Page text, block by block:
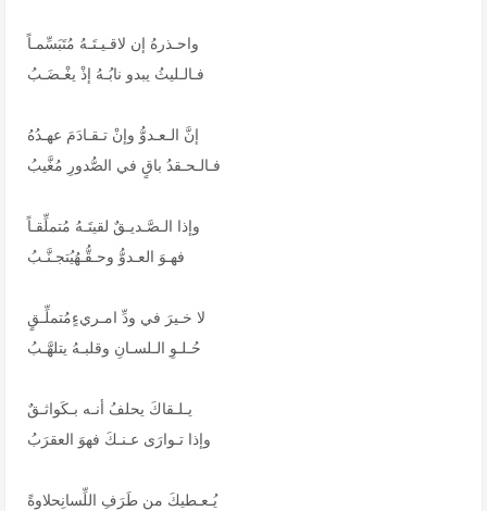
واحـذرهُ إن لاقـيـتَـهُ مُتَبَسِّمـاً
فـالـليثُ يبدو نابُـهُ إذْ يغْـضَـبُ
إنَّ الـعـدوُّ وإنْ تـقـادَمَ عهـدُهُ
فـالـحـقدُ باقٍ في الصُّدورِ مُغَّيبُ
وإذا الـصَّـديـقٌ لقيتَـهُ مُتملِّقـاً
فهـوَ العـدوُّ وحـقُّـهُيُتجـنَّـبُ
لا خـيرَ في ودِّ امـريءٍمُتملِّـقٍ
حُـلـوِ الـلسـانِ وقلبـهُ يتلهَّـبُ
يـلـقاكَ يحلفُ أنـه بـكَواثـقٌ
وإذا تـوارَى عـنـكَ فهوَ العقرَبُ
يُـعـطيكَ من طَرَفِ اللِّسانِحلاوةً